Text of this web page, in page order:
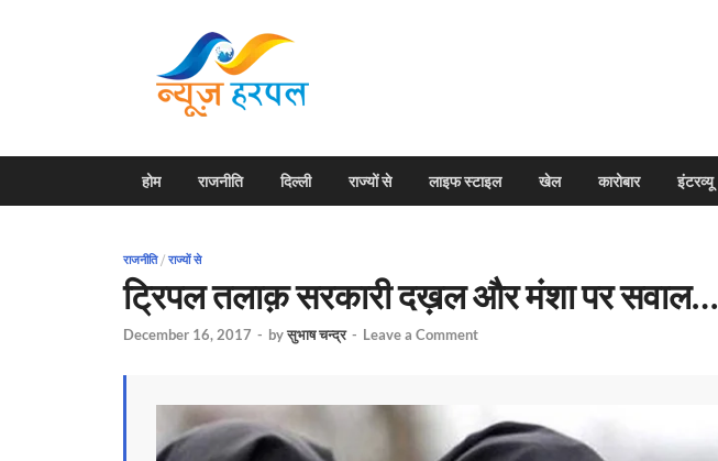
होम राजनीति दिल्ली राज्यों से लाइफ स्टाइल खेल कारोबार इंटरव्यू
राजनीति/ राज्यों से
ट्रिपल तलाक़ सरकारी दख़ल और मंशा पर सवाल…
December 16, 2017 - byसुभाष चन्द्र - Leave a Comment